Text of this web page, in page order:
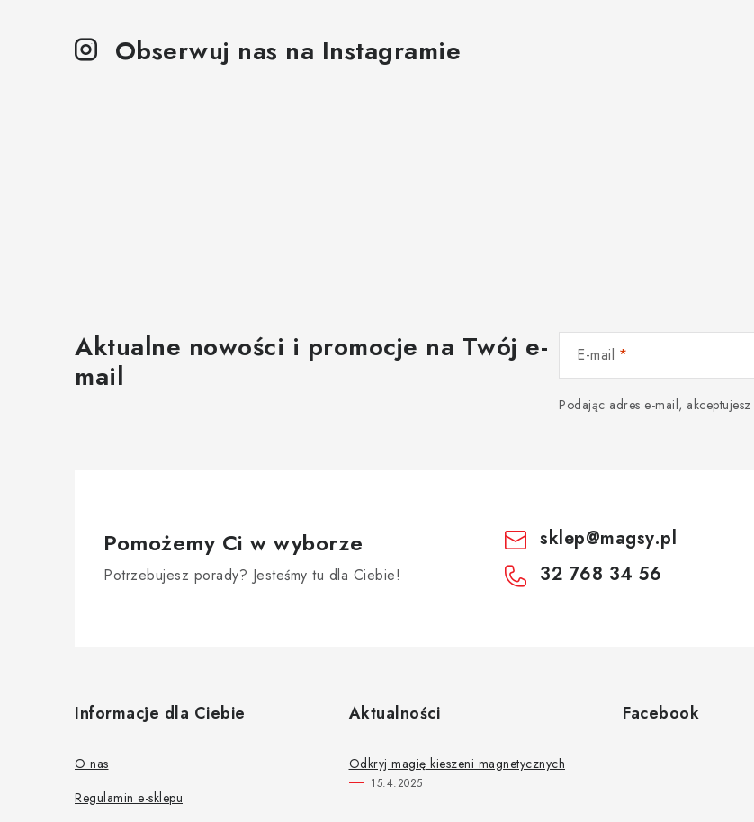
Obserwuj nas na Instagramie
Aktualne nowości i promocje na Twój e-
mail
E-mail
Podając adres e-mail, akceptujesz
Pomożemy Ci w wyborze
Potrzebujesz porady? Jesteśmy tu dla Ciebie!
sklep@magsy.pl
32 768 34 56
Informacje dla Ciebie
O nas
Regulamin e-sklepu
Aktualności
Odkryj magię kieszeni magnetycznych
15.4.2025
Facebook